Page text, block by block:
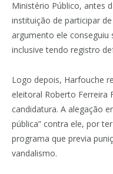
Ministério Público, antes
instituição de participar
argumento ele conseguiu
inclusive tendo registro
Logo depois, Harfouche
eleitoral Roberto Ferreira
candidatura. A alegação
pública” contra ele, por
programa que previa
vandalismo.